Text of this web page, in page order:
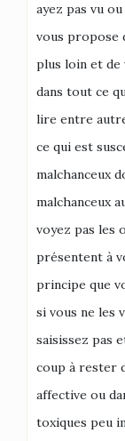
ayez pas vu
vous propose
plus loin et de
dans tout ce
lire entre
ce qui est
malchanceux
malchanceux
voyez pas les
présentent à
principe que
si vous ne les
saisissez pas
coup à rester
affective ou
toxiques peu